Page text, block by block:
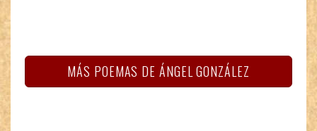
MÁS POEMAS DE ÁNGEL GONZÁLEZ